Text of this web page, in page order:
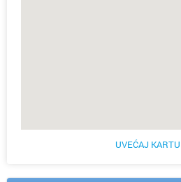
UVEĆAJ KARTU